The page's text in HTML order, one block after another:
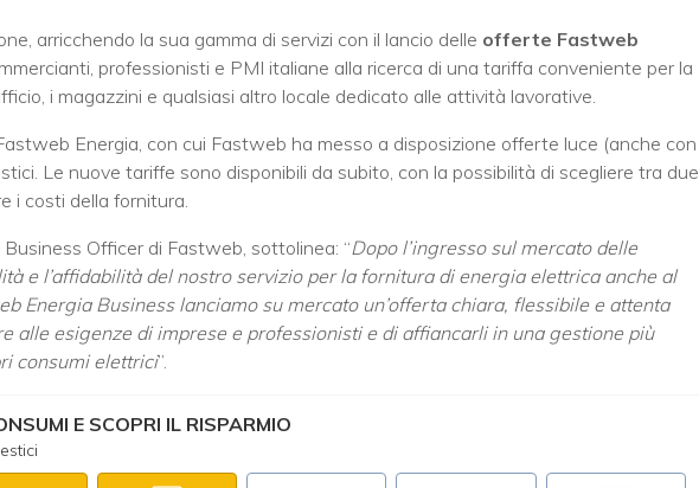
arricchendo la sua gamma di servizi con il lancio delle offerte Fastweb
professionisti e PMI italiane alla ricerca di una tariffa conveniente per la
i magazzini e qualsiasi altro locale dedicato alle attività lavorative.
Energia, con cui Fastweb ha messo a disposizione offerte luce (anche con
Le nuove tariffe sono disponibili da subito, con la possibilità di scegliere tra due
i costi della fornitura.
Officer di Fastweb, sottolinea: “Dopo l’ingresso sul mercato delle
e l’affidabilità del nostro servizio per la fornitura di energia elettrica anche al
Energia Business lanciamo su mercato un’offerta chiara, flessibile e attenta
alle esigenze di imprese e professionisti e di affiancarli in una gestione più
consumi elettrici”.
E SCOPRI IL RISPARMIO